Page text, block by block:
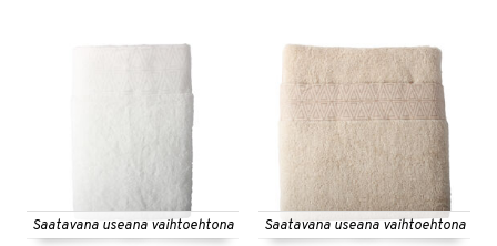
Saatavana useana vaihtoehtona Saatavana useana vaihtoehtona